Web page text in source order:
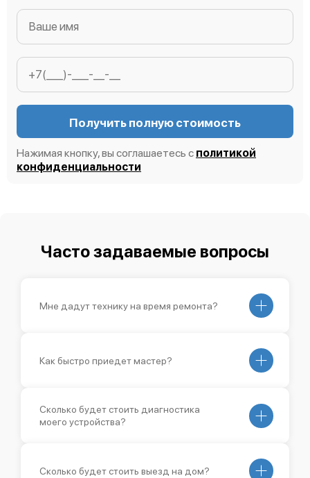
Получить полную стоимость
Нажимая кнопку, вы соглашаетесь с политикой
конфиденциальности
Часто задаваемые вопросы
Мне дадут технику на время ремонта?
Как быстро приедет мастер?
Сколько будет стоить диагностика
моего устройства?
Сколько будет стоить выезд на дом?